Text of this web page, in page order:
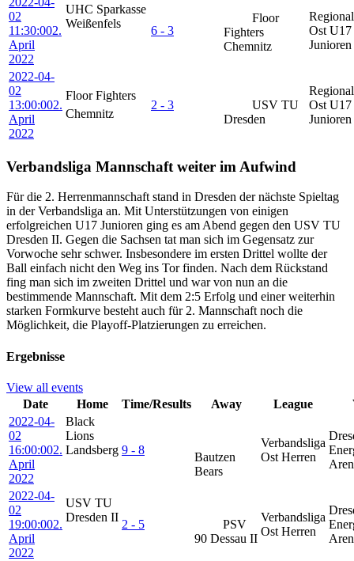
02
11:30:002.
April
2022
UHC Sparkasse
Weißenfels
6 - 3
Floor
Fighters
Chemnitz
Ost U17
2022-04-
02
13:00:002.
April
2022
Floor Fighters
Chemnitz
2 - 3
USV TU
Dresden
Ost U17
Verbandsliga Mannschaft weiter im Aufwind
Für die 2. Herrenmannschaft stand in Dresden der nächste Spieltag
in der Verbandsliga an. Mit Unterstützungen von einigen
erfolgreichen U17 Junioren ging es am Abend gegen den USV TU
Dresden II. Gegen die Sachsen tat man sich im Gegensatz zur
Vorwoche sehr schwer. Insbesondere im ersten Drittel wollte der
Ball einfach nicht den Weg ins Tor finden. Nach dem Rückstand
fing man sich im zweiten Drittel und war von nun an die
bestimmende Mannschaft. Mit dem 2:5 Erfolg und einer weiterhin
starken Formkurve besteht auch für 2. Mannschaft noch die
Möglichkeit, die Playoff-Platzierungen zu erreichen.
Ergebnisse
View all events
Date
Home Time/Results Away League
2022-04-
02
16:00:002.
April
2022
Black
Lions
Landsberg 9 - 8
Bautzen
Bears
Verbandsliga
Ost Herren
2022-04-
02
19:00:002.
April
2022
USV TU
Dresden II
2 - 5
PSV
90 Dessau II
Verbandsliga
Ost Herren